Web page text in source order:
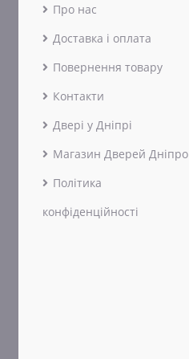
Про нас
Доставка і оплата
Повернення товару
Контакти
Двері у Дніпрі
Магазин Дверей Дніпро
Політика
конфіденційності